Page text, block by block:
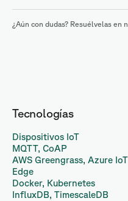
¿Aún con dudas? Resuélvelas en
Tecnologías
Dispositivos IoT
MQTT, CoAP
AWS Greengrass, Azure IoT
Edge
Docker, Kubernetes
InfluxDB, TimescaleDB